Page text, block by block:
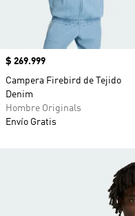
Precio
$ 269.999
Campera Firebird de Tejido
Denim
Hombre Originals
Envío Gratis